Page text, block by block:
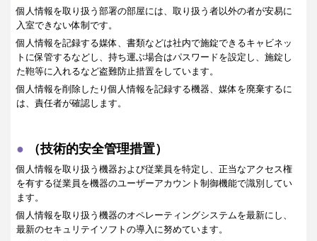
個人情報を取り扱う部署の部屋には、取り扱う者以外の者が安易に
入室できない体制です。
個人情報を記録する媒体、書類などは社内で施錠できるキャビネッ
トに保管するなどし、持ち運ぶ場合はパスワードを設定し、施錠し
た鞄等に入れるなど盗難防止措置をしています。
個人情報を削除したり個人情報を記録する機器、媒体を廃棄するに
は、責任者が確認します。
（技術的安全管理措置）
個人情報を取り扱う機器および従業員を特定し、正当なアクセス権
を有する従業員を機器のユーザーアカウント制御機能で識別してい
ます。
個人情報を取り扱う機器のオペレーティングシステムを最新にし、
最新のセキュリテイソフトの導入に努めています。